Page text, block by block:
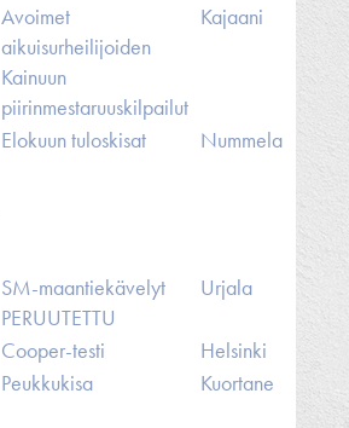
Avoimet
aikuisurheilijoiden
Kainuun
piirinmestaruuskilpailut
Kajaani
Elokuun tuloskisat Nummela
SM-maantiekävelyt
PERUUTETTU
Urjala
Cooper-testi
Helsinki
Peukkukisa Kuortane